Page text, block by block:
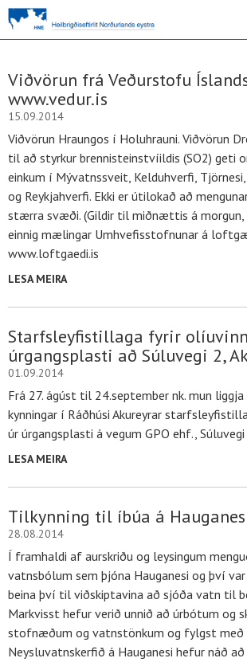
Viðvörun frá Veðurstofu
www.vedur.is
15.09.2014
Viðvörun Hraungos í Holuhrauni. Viðvörun
til að styrkur brennisteinstvíildis (SO2) geti
einkum í Mývatnssveit, Kelduhverfi,
og Reykjahverfi. Ekki er útilokað að
stærra svæði. (Gildir til miðnættis á morgun,
einnig mælingar Umhvefisstofnunar á
www.loftgaedi.is
LESA MEIRA
Starfsleyfistillaga fyrir
úrgangsplasti að Súluvegi 2,
01.09.2014
Frá 27. ágúst til 24.september nk. mun
kynningar í Ráðhúsi Akureyrar
úr úrgangsplasti á vegum GPO ehf., Súluvegi
LESA MEIRA
Tilkynning til íbúa á
28.08.2014
Í framhaldi af aurskriðu og leysingum
vatnsbólum sem þjóna Hauganesi og því
beina því til viðskiptavina að sjóða vatn til
Markvisst hefur verið unnið að úrbótum og
stofnæðum og vatnstönkum og fylgst með
Neysluvatnskerfið á Hauganesi hefur náð að